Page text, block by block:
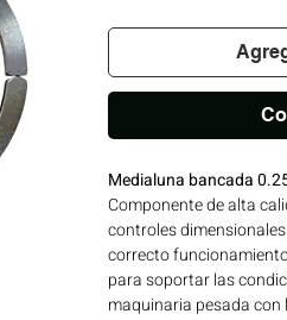
Medialuna bancada
Componente de alta
controles
correcto
para soportar las
maquinaria pesada